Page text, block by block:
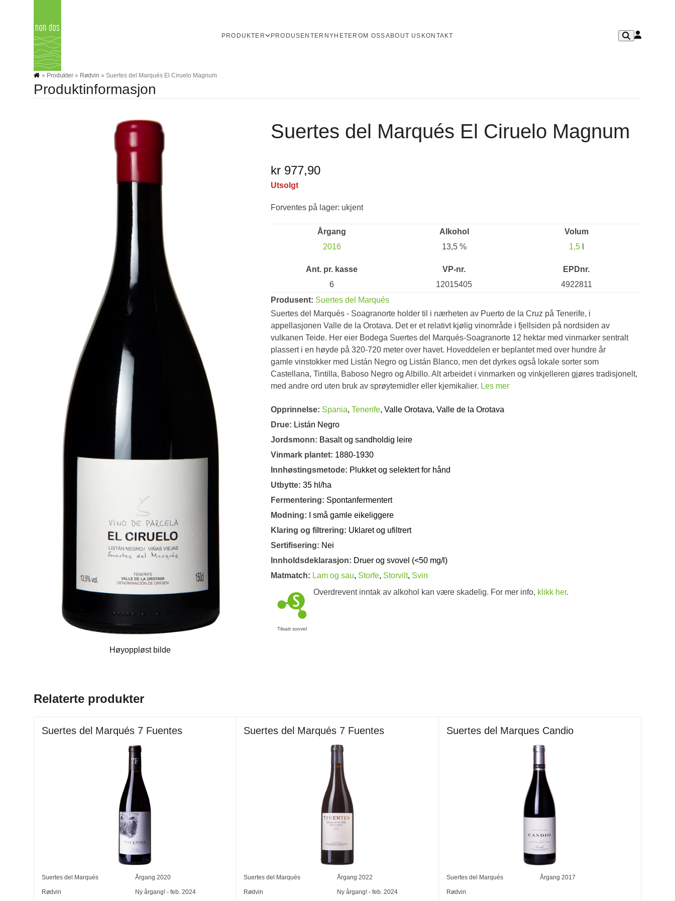
PRODUKTER PRODUSENTER NYHETER OM OSSABOUT US KONTAKT
» Produkter » Rødvin »Suertes del Marqués El Ciruelo Magnum
Produktinformasjon
Høyoppløst bilde
Suertes del Marqués El Ciruelo Magnum
kr 977,90
Utsolgt
Forventes på lager: ukjent
Årgang
2016
Alkohol
13,5 %
Volum
1,5l
Ant. pr. kasse
6
VP-nr.
12015405
EPDnr.
4922811
Produsent: Suertes del Marqués
Suertes del Marqués - Soagranorte holder til i nærheten av Puerto de la Cruz på Tenerife, i
appellasjonen Valle de la Orotava. Det er et relativt kjølig vinområde i fjellsiden på nordsiden av
vulkanen Teide. Her eier Bodega Suertes del Marqués-Soagranorte 12 hektar med vinmarker sentralt
plassert i en høyde på 320-720 meter over havet. Hoveddelen er beplantet med over hundre år
gamle vinstokker med Listán Negro og Listán Blanco, men det dyrkes også lokale sorter som
Castellana, Tintilla, Baboso Negro og Albillo. Alt arbeidet i vinmarken og vinkjelleren gjøres tradisjonelt,
med andre ord uten bruk av sprøytemidler eller kjemikalier. Les mer
Opprinnelse: Spania, Tenerife, Valle Orotava, Valle de la Orotava
Drue: Listán Negro
Jordsmonn: Basalt og sandholdig leire
Vinmark plantet: 1880-1930
Innhøstingsmetode: Plukket og selektert for hånd
Utbytte: 35 hl/ha
Fermentering: Spontanfermentert
Modning:
I små gamle eikeliggere
Klaring og filtrering: Uklaret og ufiltrert
Sertifisering: Nei
Innholdsdeklarasjon: Druer og svovel (<50 mg/l)
Matmatch: Lam og sau, Storfe, Storvilt, Svin
Tilsatt svovel
Overdrevent inntak av alkohol kan være skadelig. For mer info, klikk her.
Relaterte produkter
Suertes del Marqués 7 Fuentes
Suertes del Marqués Årgang 2020
Rødvin Ny årgang! - feb. 2024
Suertes del Marqués 7 Fuentes
Suertes del Marqués Årgang2022
Rødvin Ny årgang! - feb. 2024
Suertes del Marques Candio
Suertes del Marqués Årgang 2017
Rødvin